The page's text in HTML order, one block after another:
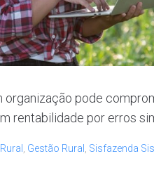
organização pode
rentabilidade por erros
Gestão Rural Sisfazenda